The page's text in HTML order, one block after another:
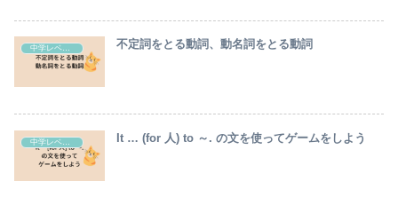
中学レベル英語の解説 不定詞をとる動詞、動名詞をとる動詞
中学レベル英語の解説 It … (for 人) to ～. の文を使ってゲームをしよう